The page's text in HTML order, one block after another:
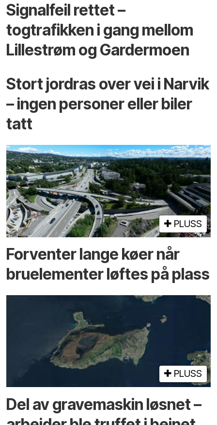
Signalfeil rettet –
togtrafikken i gang mellom
Lillestrøm og Gardermoen
Stort jordras over vei i Narvik
– ingen personer eller biler
tatt
PLUSS
Forventer lange køer når
bru­elementer løftes på plass
PLUSS
Del av grave­maskin løsnet –